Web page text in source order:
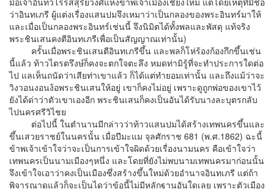
ว่าอินทเภรี ผู้แต่งเรื่องแสนปมจึงเหมาว่าเป็นกลองของพระอินทร์มาให้
และเมื่อเป็นกลองพระอินทร์เช่นนี้ จึงนิมิตได้ทั้งพลและพัสดุ แท้จริง
พระชินเสนคงตีอินทเภรีเพื่อเป็นสัญญาณเท่านั้น)
ครั้นเมื่อพระชินเสนตีอินทเภรีขึ้น และพลก็โห่ร้องก้องกึกขึ้นเช่น
นี้แล้ว ท้าวไตรตรึงษ์ก็คงจะตกใจตะลึง หมดท่ามิรู้ที่จะทำประการใดต่อ
ไป แลเห็นถนัดว่าเสียท่าเขาแล้ว ก็ได้แต่ทำยอมเท่านั้น และถึงแม้ว่าจะ
วิงวอนงอนง้อพระชินเสนให้อยู่ เขาก็คงไม่อยู่ เพราะดูถูกพ่อของเขาไว้
ยังได้ด่าว่าตัวเขาเองอีก พระชินเสนก็คงเป็นอันได้รับนางละบุตรกลับ
ไปนครศรีวิไชย
ต่อไปนี้ ในตำนานมีกล่าวว่าท้าวแสนปมได้สร้างเทพนครขึ้นและ
ขึ้นเสวยราชย์ในนครนั้น เมื่อปีมะแม จุลศักราช 681 (พ.ศ.1862) ฉะนี้
ข้าพเจ้าเข้าใจว่าจะเป็นการเข้าใจผิดด้วยเรื่องนามนคร คือเข้าใจว่า
เทพนครเป็นนามเมืองๆหนึ่ง และโดยที่ยังไม่พบนามเทพนครมาก่อนนั้น
จึงเข้าใจเอาว่าคงเป็นเมืองซึ่งสร้างขึ้นใหม่ด้วยอำนาจอินทเภรี แต่ถ้า
พิจารณาดูแล้วก็จะเป็นไดว่าข้อนี้ไม่มีหลักฐานอันใดเลย เพราะตัวเมือง